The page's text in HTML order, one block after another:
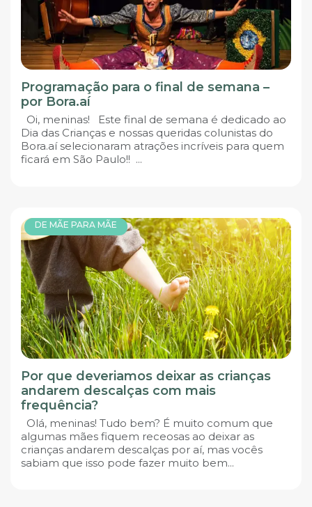
Programação para o final de semana –
por Bora.aí
Oi, meninas! Este final de semana é dedicado ao
Dia das Crianças e nossas queridas colunistas do
Bora.aí selecionaram atrações incríveis para quem
ficará em São Paulo!! ...
DE MÃE PARA MÃE
Por que deveriamos deixar as crianças
andarem descalças com mais
frequência?
Olá, meninas! Tudo bem? É muito comum que
algumas mães fiquem receosas ao deixar as
crianças andarem descalças por aí, mas vocês
sabiam que isso pode fazer muito bem...